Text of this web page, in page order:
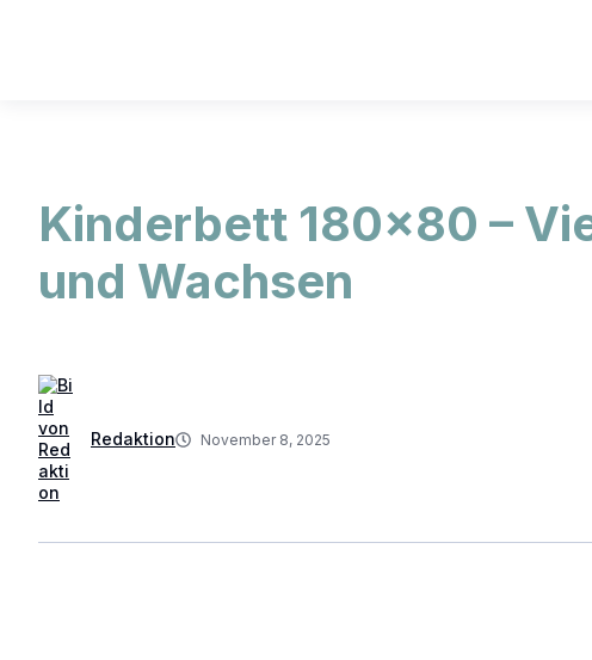
Kinderbett 180×80 –
und Wachsen
Redaktion November 8, 2025